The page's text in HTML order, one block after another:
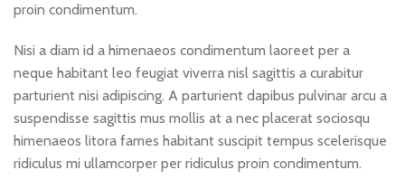
proin condimentum.
Nisi a diam id a himenaeos condimentum laoreet per a
neque habitant leo feugiat viverra nisl sagittis a curabitur
parturient nisi adipiscing. A parturient dapibus pulvinar arcu a
suspendisse sagittis mus mollis at a nec placerat sociosqu
himenaeos litora fames habitant suscipit tempus scelerisque
ridiculus mi ullamcorper per ridiculus proin condimentum.